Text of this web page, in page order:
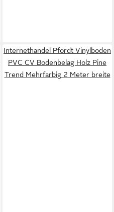
Internethandel Pfordt Vinylboden
PVC CV Bodenbelag Holz Pine
Trend Mehrfarbig 2 Meter breite